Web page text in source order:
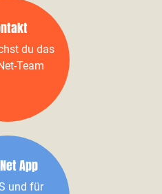
du das
Team
App
und für